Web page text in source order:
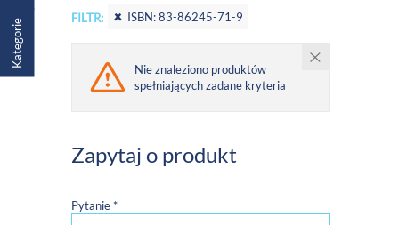
Kategorie FILTR: ISBN: 83-86245-71-9
Nie znaleziono produktów
spełniających zadane kryteria
Zapytaj o produkt
Pytanie *